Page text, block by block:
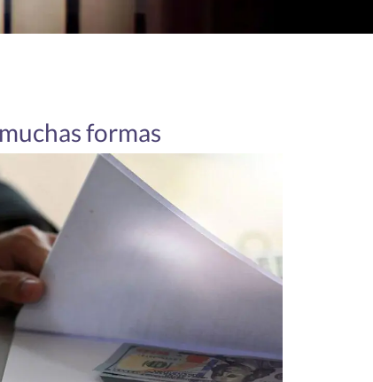
formas